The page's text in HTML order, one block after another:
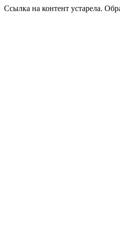
Ссылка на контент устарела.